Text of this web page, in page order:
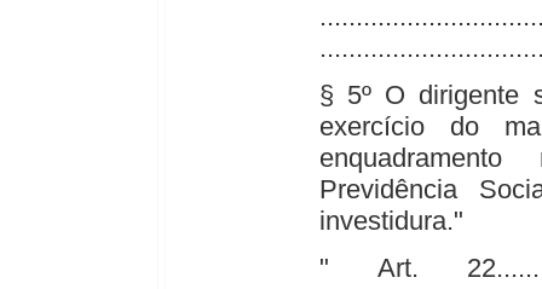
§ 5º O dirigente
exercício do
Previdência
investidura."
" Art.